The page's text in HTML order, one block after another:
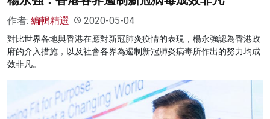
作者: 編輯精選 2020-05-04
對比世界各地與香港在應對新冠肺炎疫情的表現，楊永強認為香港政
府的介入措施，以及社會各界為遏制新冠肺炎病毒所作出的努力均成
效非凡。